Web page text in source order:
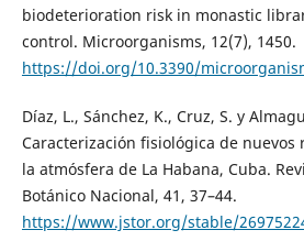
biodeterioration risk in monastic
control. Microorganisms, 12(7), 1450.
https://doi.org/10.3390/
Díaz, L., Sánchez, K., Cruz, S. y
Caracterización fisiológica de
la atmósfera de La Habana, Cuba.
Botánico Nacional, 41, 37–44.
https://www.jstor.org/stable/